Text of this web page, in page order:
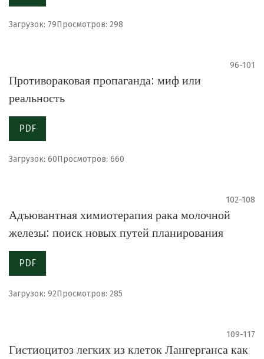
Загрузок: 79Просмотров: 298
96-101
Противораковая пропаганда: миф или
реальность
PDF
Загрузок: 60Просмотров: 660
102-108
Адъювантная химиотерапия рака молочной
железы: поиск новых путей планирования
PDF
Загрузок: 92Просмотров: 285
109-117
Гистиоцитоз легких из клеток Лангерганса как